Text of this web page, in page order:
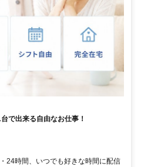
で出来る自由なお仕事！
24時間、いつでも好きな時間に配信